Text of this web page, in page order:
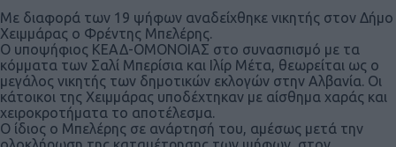
Με διαφορά των 19 ψήφων αναδείχθηκε νικητής στον Δήμο
Χειμμάρας ο Φρέντης Μπελέρης.
Ο υποψήφιος ΚΕΑΔ-ΟΜΟΝΟΙΑΣ στο συνασπισμό με τα
κόμματα των Σαλί Μπερίσια και Ιλίρ Μέτα, θεωρείται ως ο
μεγάλος νικητής των δημοτικών εκλογών στην Αλβανία. Οι
κάτοικοι της Χειμμάρας υποδέχτηκαν με αίσθημα χαράς και
χειροκροτήματα το αποτέλεσμα.
Ο ίδιος ο Μπελέρης σε ανάρτησή του, αμέσως μετά την